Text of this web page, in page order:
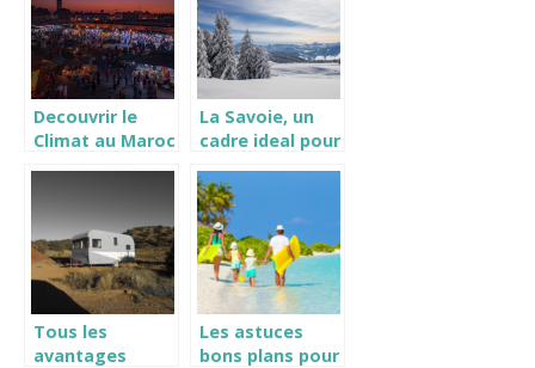
Decouvrir le
Climat au Maroc
La Savoie, un
cadre ideal pour
Tous les
avantages
Les astuces
bons plans pour